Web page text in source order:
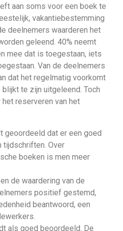
aan soms voor een boek te
vakantiebestemming
deelnemers waarderen het
geleend. 40% neemt
mee dat is toegestaan, iets
Van de deelnemers
dat het regelmatig voorkomt
te zijn uitgeleend. Toch
reserveren van het
geoordeeld dat er een goed
tijdschriften. Over
boeken is men meer
de waardering van de
positief gestemd,
beantwoord, een
als goed beoordeeld. De